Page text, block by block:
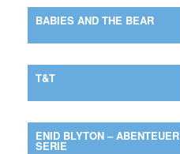
BABIES AND THE BEAR
T&T
ENID BLYTON – ABENTEUER
SERIE